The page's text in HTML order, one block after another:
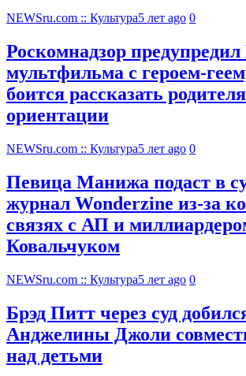
NEWSru.com :: Культура5 лет ago 0
Роскомнадзор предупредил
мультфильма c героем-
боится рассказать
ориентации
NEWSru.com :: Культура5 лет ago 0
Певица Манижа подаст в
журнал Wonderzine из-за
связях с АП и
Ковальчуком
NEWSru.com :: Культура5 лет ago 0
Брэд Питт через суд
Анджелины Джоли
над детьми